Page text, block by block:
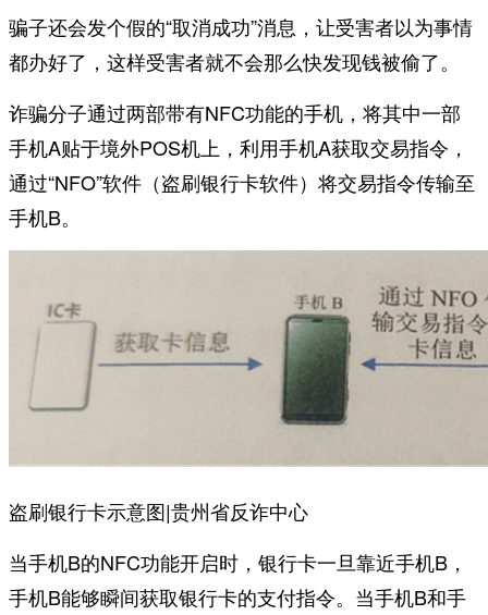
骗子还会发个假的“取消成功”消息，让受害者以为事情
都办好了，这样受害者就不会那么快发现钱被偷了。
诈骗分子通过两部带有NFC功能的手机，将其中一部
手机A贴于境外POS机上，利用手机A获取交易指令，
通过“NFO”软件（盗刷银行卡软件）将交易指令传输至
手机B。
盗刷银行卡示意图|贵州省反诈中心
当手机B的NFC功能开启时，银行卡一旦靠近手机B，
手机B能够瞬间获取银行卡的支付指令。当手机B和手